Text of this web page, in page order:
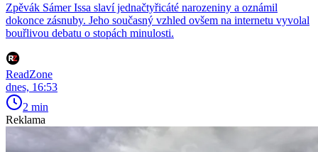
Zpěvák Sámer Issa slaví jednačtyřicáté narozeniny a oznámil
dokonce zásnuby. Jeho současný vzhled ovšem na internetu vyvolal
bouřlivou debatu o stopách minulosti.
ReadZone
dnes, 16:53
2 min
Reklama